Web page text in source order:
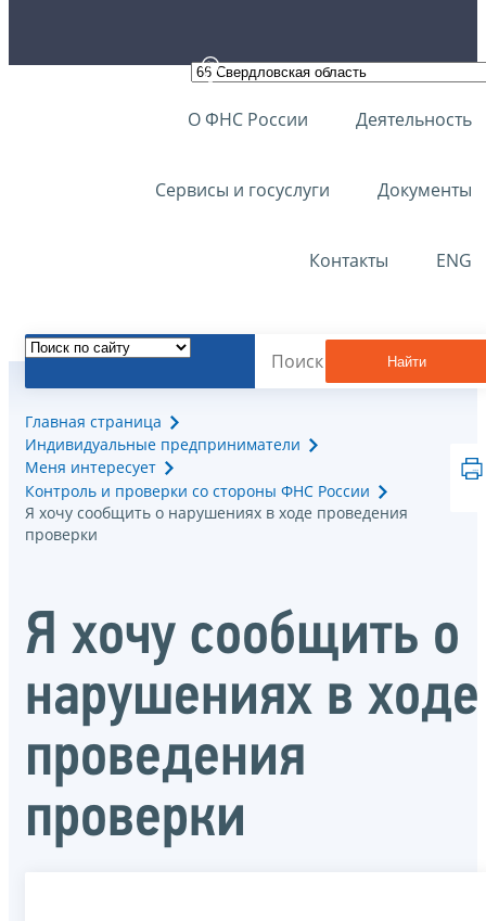
О ФНС России Деятельность
Сервисы и госуслуги Документы
Контакты ENG
Найти
Главная страница
Индивидуальные предприниматели
Меня интересует
Контроль и проверки со стороны ФНС России
Я хочу сообщить о нарушениях в ходе проведения
проверки
Я хочу сообщить о
нарушениях в ходе
проведения
проверки